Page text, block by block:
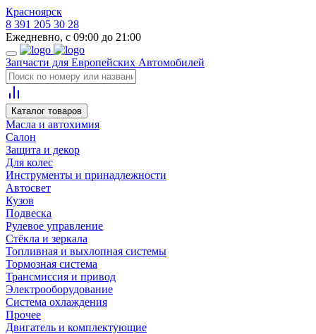
Красноярск
8 391 205 30 28
Ежедневно, с 09:00 до 21:00
Запчасти для Европейских Автомобилей
Каталог товаров
Масла и автохимия
Салон
Защита и декор
Для колес
Инструменты и принадлежности
Автосвет
Кузов
Подвеска
Рулевое управление
Стёкла и зеркала
Топливная и выхлопная системы
Тормозная система
Трансмиссия и привод
Электрооборудование
Система охлаждения
Прочее
Двигатель и комплектующие